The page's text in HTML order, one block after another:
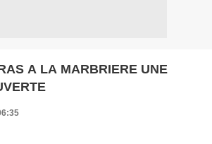
A LA MARBRIERE UNE